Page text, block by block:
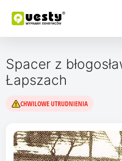
Spacer z
Łapszach
CHWILOWE UTRUDNIENIA